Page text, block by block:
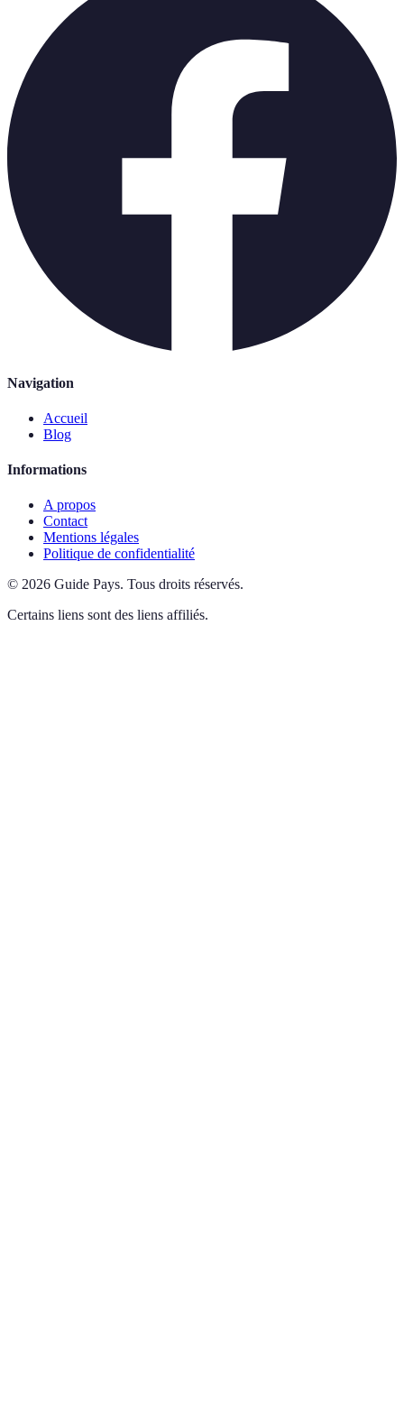
Navigation
Accueil
Blog
Informations
A propos
Contact
Mentions légales
Politique de confidentialité
© 2026 Guide Pays. Tous droits réservés.
Certains liens sont des liens affiliés.